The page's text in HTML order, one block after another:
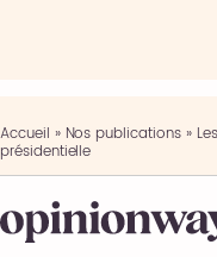
Accueil » Nos publications»
présidentielle